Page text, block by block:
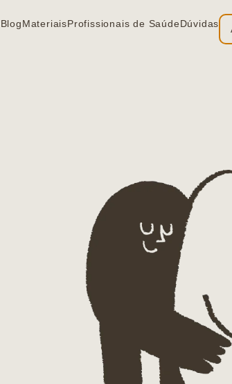
BlogMateriaisProfissionais de SaúdeDúvidas